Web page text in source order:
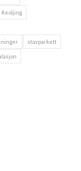
Reoljing
stavparkett